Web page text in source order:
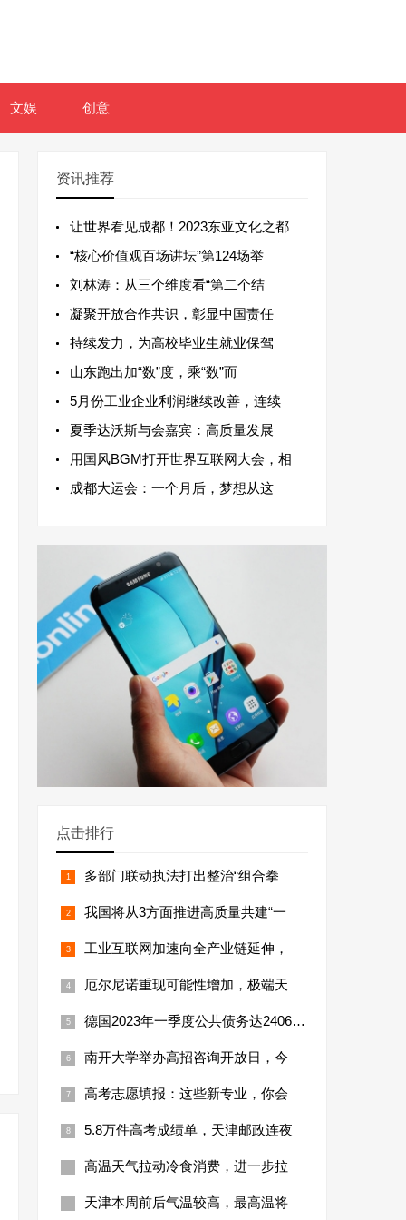
文娱 创意
资讯推荐
让世界看见成都！2023东亚文化之都
“核心价值观百场讲坛”第124场举
刘林涛：从三个维度看“第二个结
凝聚开放合作共识，彰显中国责任
持续发力，为高校毕业生就业保驾
山东跑出加“数”度，乘“数”而
5月份工业企业利润继续改善，连续
夏季达沃斯与会嘉宾：高质量发展
用国风BGM打开世界互联网大会，相
成都大运会：一个月后，梦想从这
点击排行
多部门联动执法打出整治“组合拳
我国将从3方面推进高质量共建“一
工业互联网加速向全产业链延伸，
厄尔尼诺重现可能性增加，极端天
德国2023年一季度公共债务达24066亿
南开大学举办高招咨询开放日，今
高考志愿填报：这些新专业，你会
5.8万件高考成绩单，天津邮政连夜
高温天气拉动冷食消费，进一步拉
天津本周前后气温较高，最高温将